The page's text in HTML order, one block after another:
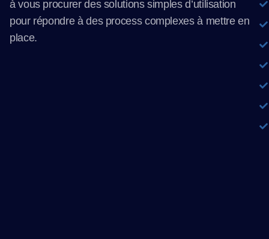
à vous procurer des solutions simples d’utilisation
pour répondre à des process complexes à mettre en
place.